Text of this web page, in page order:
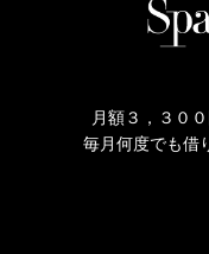
月額３，３０
毎月何度でも借